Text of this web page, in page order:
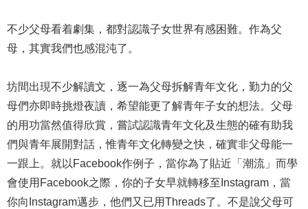
不少父母看着劇集，都對認識子女世界有感困難。作為父
母，其實我們也感混沌了。
坊間出現不少解讀文，逐一為父母拆解青年文化，勤力的父
母們亦即時挑燈夜讀，希望能更了解青年子女的想法。父母
的用功當然值得欣賞，嘗試認識青年文化及生態的確有助我
們與青年展開對話，惟青年文化轉變之快，確實非父母能一
一跟上。就以Facebook作例子，當你為了貼近「潮流」而學
會使用Facebook之際，你的子女早就轉移至Instagram，當
你向Instagram邁步，他們又已用Threads了。不是說父母可